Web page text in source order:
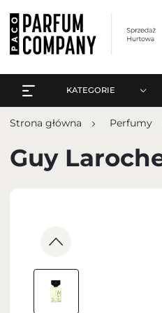
WSZYSTKO A-Z
PERFUMY
PERFUMY ARABSKIE
ZAPACHY DO WNĘTRZ
KATEGORIE
PERFUMY
ZESTAWY
PIELĘGNACJA
MAKIJAŻ
Strona główna Perfumy
Guy